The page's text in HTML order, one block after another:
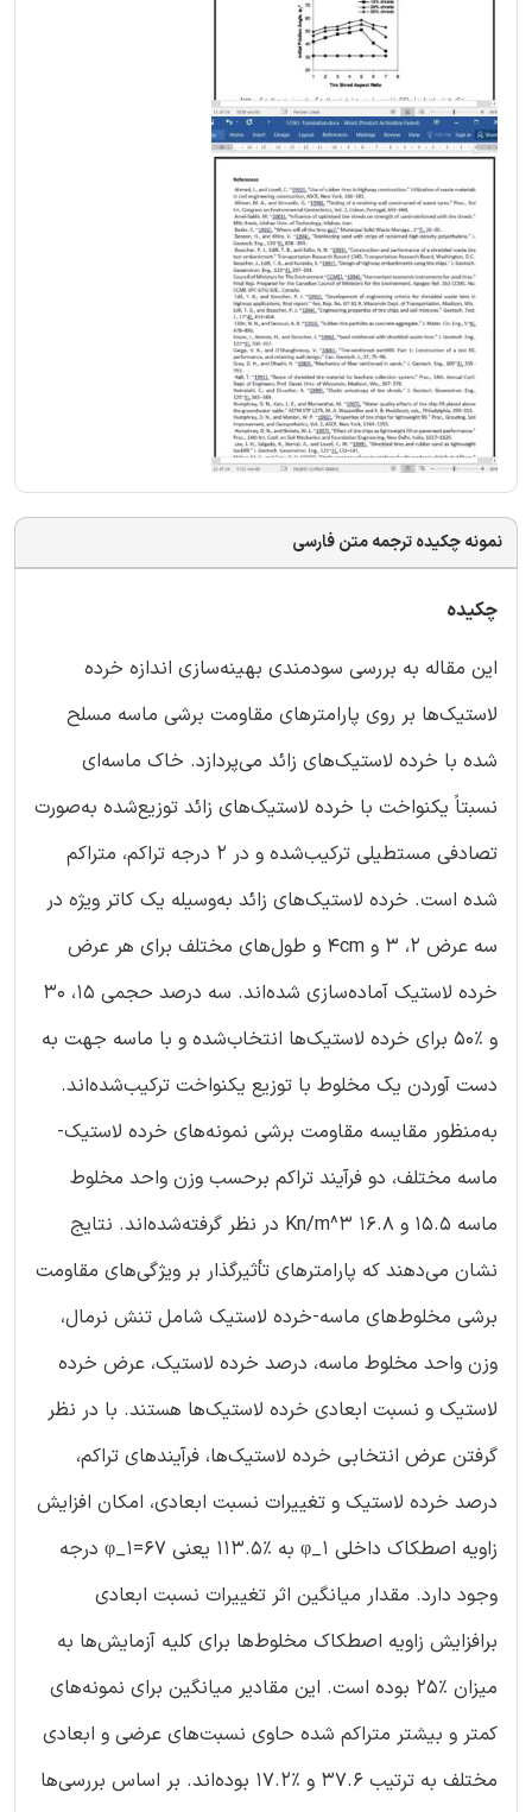
نمونه چکیده ترجمه متن فارسی
چکیده
این مقاله به بررسی سودمندی بهینه‌سازی اندازه خرده
لاستیک‌ها بر روی پارامترهای مقاومت برشی ماسه مسلح
شده با خرده لاستیک‌های زائد می‌پردازد. خاک ماسه‌ای
نسبتاً یکنواخت با خرده لاستیک‌های زائد توزیع‌شده به‌صورت
تصادفی مستطیلی ترکیب‌شده و در 2 درجه تراکم، متراکم
شده است. خرده لاستیک‌های زائد به‌وسیله یک کاتر ویژه در
سه عرض 2، 3 و 4cm و طول‌های مختلف برای هر عرض
خرده لاستیک آماده‌سازی شده‌اند. سه درصد حجمی 15، 30
و %50 برای خرده لاستیک‌ها انتخاب‌شده و با ماسه جهت به
دست آوردن یک مخلوط با توزیع یکنواخت ترکیب‌شده‌اند.
به‌منظور مقایسه مقاومت برشی نمونه‌های خرده لاستیک-
ماسه مختلف، دو فرآیند تراکم برحسب وزن واحد مخلوط
ماسه 15.5 و 16.8 Kn/m^3 در نظر گرفته‌شده‌اند. نتایج
نشان می‌دهند که پارامترهای تأثیرگذار بر ویژگی‌های مقاومت
برشی مخلوط‌های ماسه-خرده لاستیک شامل تنش نرمال،
وزن واحد مخلوط ماسه، درصد خرده لاستیک، عرض خرده
لاستیک و نسبت ابعادی خرده لاستیک‌ها هستند. با در نظر
گرفتن عرض انتخابی خرده لاستیک‌ها، فرآیندهای تراکم،
درصد خرده لاستیک و تغییرات نسبت ابعادی، امکان افزایش
زاویه اصطکاک داخلی φ_1 به %113.5 یعنی φ_1=67 درجه
وجود دارد. مقدار میانگین اثر تغییرات نسبت ابعادی
برافزایش زاویه اصطکاک مخلوط‌ها برای کلیه آزمایش‌ها به
میزان %25 بوده است. این مقادیر میانگین برای نمونه‌های
کمتر و بیشتر متراکم شده حاوی نسبت‌های عرضی و ابعادی
مختلف به ترتیب 37.6 و %17.2 بوده‌اند. بر اساس بررسی‌ها